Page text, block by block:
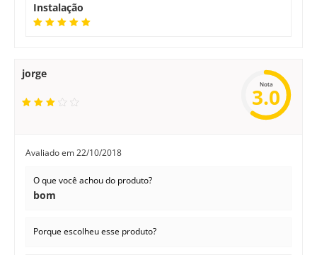
Instalação
jorge
Nota
3.0
Avaliado em22/10/2018
O que você achou do produto?
bom
Porque escolheu esse produto?